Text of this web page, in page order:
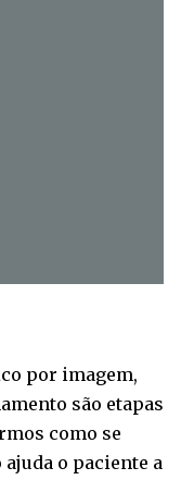
por imagem,
são etapas
como se
o paciente a